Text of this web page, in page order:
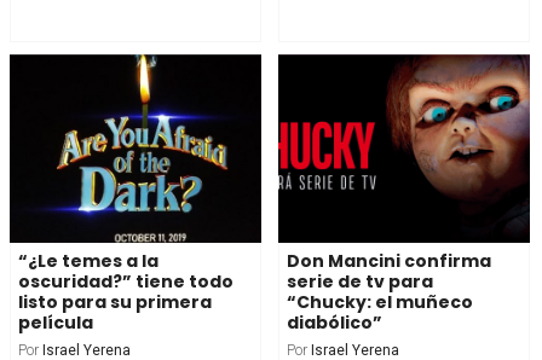
“¿Le temes a la
oscuridad?” tiene todo
listo para su primera
película
Por Israel Yerena
Don Mancini confirma
serie de tv para
“Chucky: el muñeco
diabólico”
Por Israel Yerena